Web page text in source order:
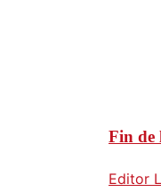
Fin de
Editor